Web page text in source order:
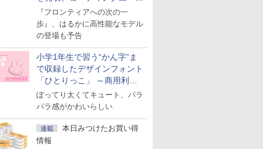
ェント「Muse Code」も
『フロンティアへの次の一
歩』、はるかに高性能なモデル
の登場も予告
小学1年生で習う“かん字”ま
で収録したデザインフォント
「ひとりっこ」 ～商用利用
OK
ぽってり太くてキュート、パラ
パラ感がかわいらしい
連載
本日みつけたお買い得
情報